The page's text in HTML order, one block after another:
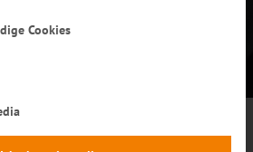
Service-Gruppen, für die eine
Cookies